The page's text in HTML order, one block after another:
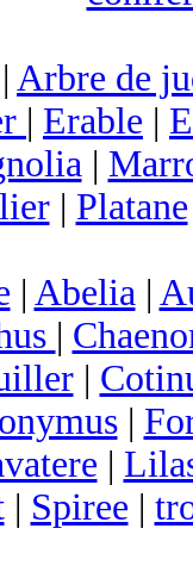
| Arbre de
| Erable |
|
| Platane
| Abelia|
|
|
|
|
| Spiree |